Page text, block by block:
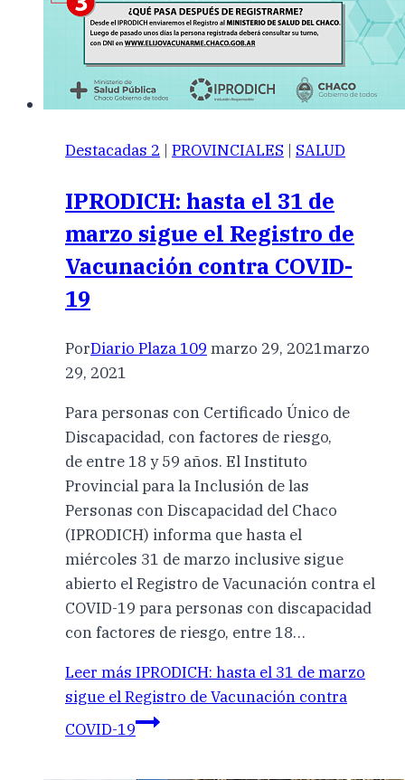
Destacadas 2 | PROVINCIALES | SALUD
IPRODICH: hasta el 31 de
marzo sigue el Registro de
Vacunación contra COVID-
19
PorDiario Plaza 109 marzo 29, 2021marzo
29, 2021
Para personas con Certificado Único de
Discapacidad, con factores de riesgo,
de entre 18 y 59 años. El Instituto
Provincial para la Inclusión de las
Personas con Discapacidad del Chaco
(IPRODICH) informa que hasta el
miércoles 31 de marzo inclusive sigue
abierto el Registro de Vacunación contra el
COVID-19 para personas con discapacidad
con factores de riesgo, entre 18…
Leer más IPRODICH: hasta el 31 de marzo
sigue el Registro de Vacunación contra
COVID-19